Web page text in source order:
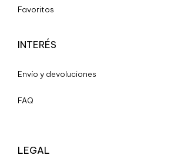
Favoritos
INTERÉS
Envío y devoluciones
FAQ
LEGAL